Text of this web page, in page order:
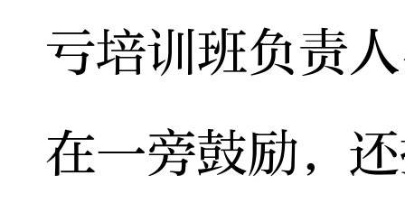
亏培训班负责
在一旁鼓励，